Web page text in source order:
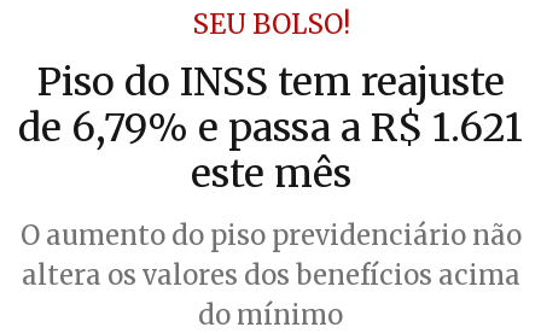
SEU BOLSO!
Piso do INSS tem reajuste
de 6,79% e passa a R$ 1.621
este mês
O aumento do piso previdenciário não
altera os valores dos benefícios acima
do mínimo